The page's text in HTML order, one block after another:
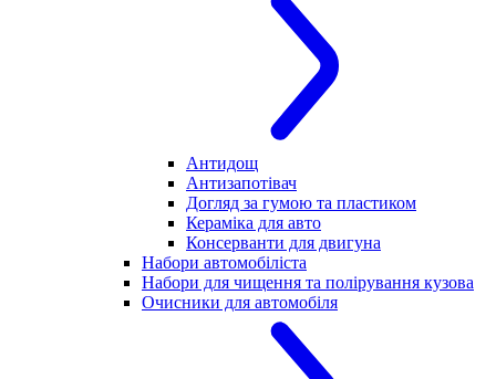
Антидощ
Антизапотівач
Догляд за гумою та пластиком
Кераміка для авто
Консерванти для двигуна
Набори автомобіліста
Набори для чищення та полірування кузова
Очисники для автомобіля